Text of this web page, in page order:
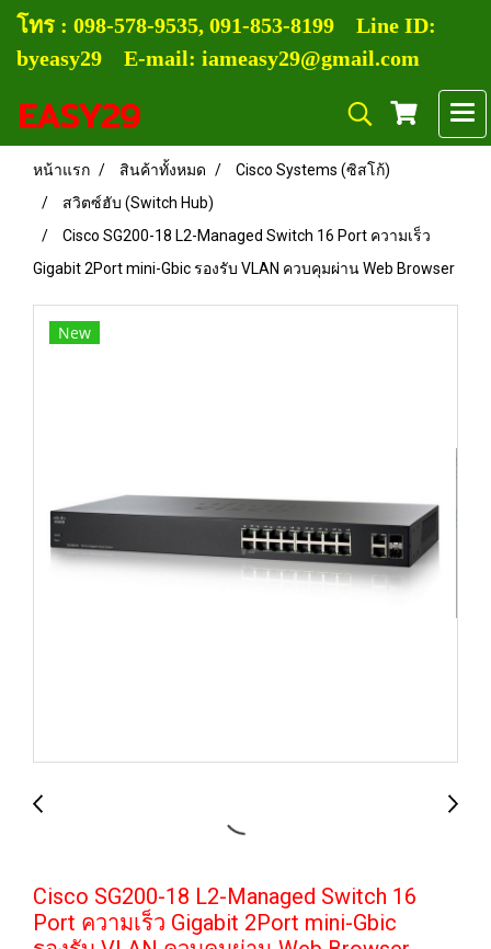
โทร : 098-578-9535, 091-853-8199 Line ID:
byeasy29 E-mail: iameasy29@gmail.com
EASY29
หน้าแรก สินค้าทั้งหมด
Cisco Systems (ซิสโก้)
สวิตซ์ฮับ (Switch Hub)
Cisco SG200-18 L2-Managed Switch 16 Port ความเร็ว
Gigabit 2Port mini-Gbic รองรับ VLAN ควบคุมผ่าน Web Browser
New
Cisco SG200-18 L2-Managed Switch 16
Port ความเร็ว Gigabit 2Port mini-Gbic